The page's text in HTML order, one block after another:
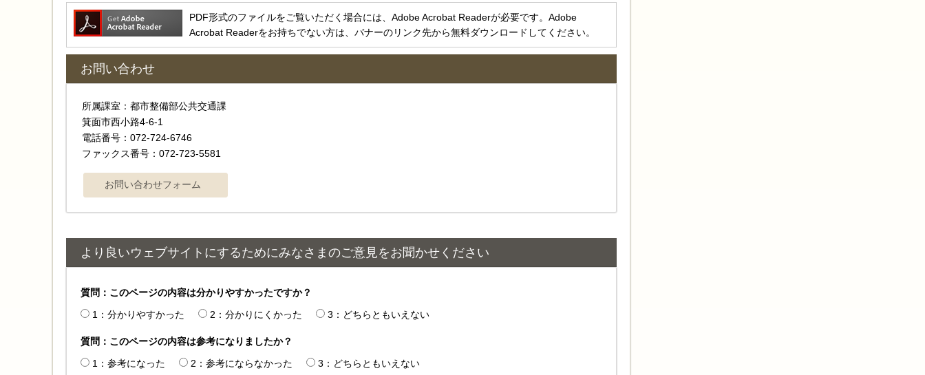
PDF形式のファイルをご覧いただく場合には、Adobe Acrobat Readerが必要です。Adobe
Acrobat Readerをお持ちでない方は、バナーのリンク先から無料ダウンロードしてください。
お問い合わせ
所属課室：都市整備部公共交通課
箕面市西小路4-6-1
電話番号：072-724-6746
ファックス番号：072-723-5581
より良いウェブサイトにするためにみなさまのご意見をお聞かせください
質問：このページの内容は分かりやすかったですか？
1：分かりやすかった
2：分かりにくかった 3：どちらともいえない
質問：このページの内容は参考になりましたか？
1：参考になった
2：参考にならなかった 3：どちらともいえない